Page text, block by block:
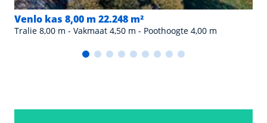
Venlo kas 8,00 m 22.248 m²
Tralie 8,00 m - Vakmaat 4,50 m - Poothoogte 4,00 m